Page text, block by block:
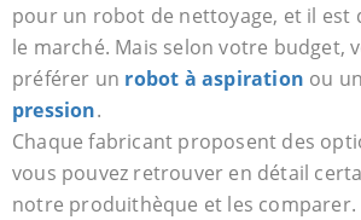
pour un robot de nettoyage, et il est
le marché. Mais selon votre budget,
préférer un robot à aspiration ou un
pression.
Chaque fabricant proposent des
vous pouvez retrouver en détail
notre produithèque et les comparer.